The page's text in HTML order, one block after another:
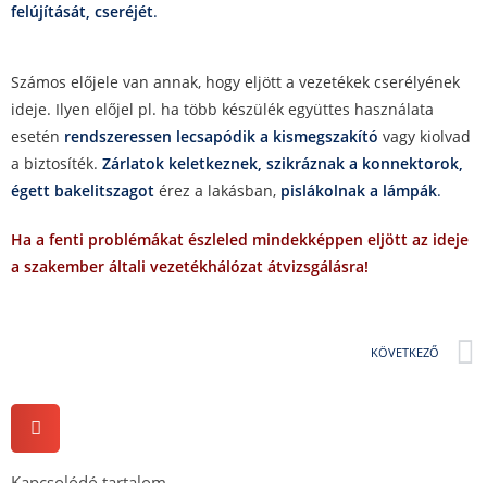
felújítását, cseréjét.
Számos előjele van annak, hogy eljött a vezetékek cserélyének
ideje. Ilyen előjel pl. ha több készülék együttes használata
esetén rendszeressen lecsapódik a kismegszakító vagy kiolvad
a biztosíték. Zárlatok keletkeznek, szikráznak a konnektorok,
égett bakelitszagot érez a lakásban, pislákolnak a lámpák.
Ha a fenti problémákat észleled mindekképpen eljött az ideje
a szakember általi vezetékhálózat átvizsgálásra!
KÖVETKEZŐ